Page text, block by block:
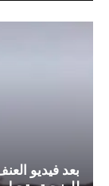
بعد فيديو